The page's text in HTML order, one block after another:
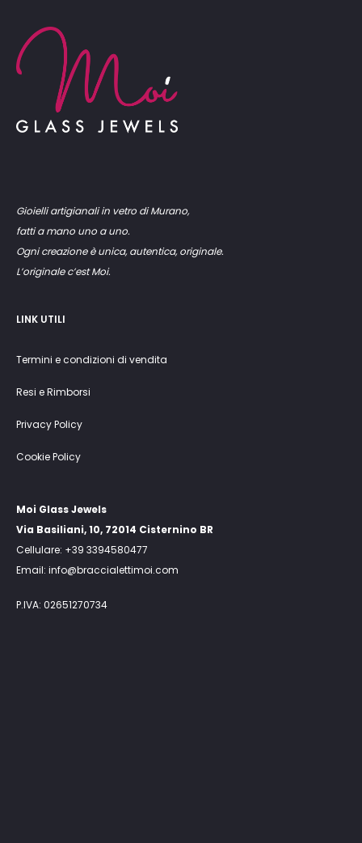
Gioielli artigianali in vetro di Murano,
fatti a mano uno a uno.
Ogni creazione è unica, autentica, originale.
L’originale c’est Moi.
LINK UTILI
Termini e condizioni di vendita
Resi e Rimborsi
Privacy Policy
Cookie Policy
Moi Glass Jewels
Via Basiliani, 10, 72014 Cisternino BR
Cellulare: +39 3394580477
Email: info@braccialettimoi.com
P.IVA: 02651270734